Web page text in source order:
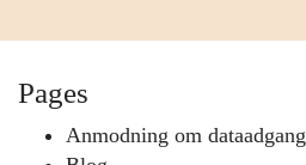
Pages
Anmodning om dataadgang